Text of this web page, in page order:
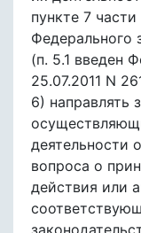
пункте 7
Федерального
(п. 5.1 введен
25.07.2011 N
6) направлять
деятельности
вопроса о
действия или